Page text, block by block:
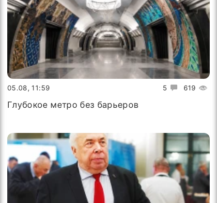
5 619
05.08, 11:59
Глубокое метро без барьеров